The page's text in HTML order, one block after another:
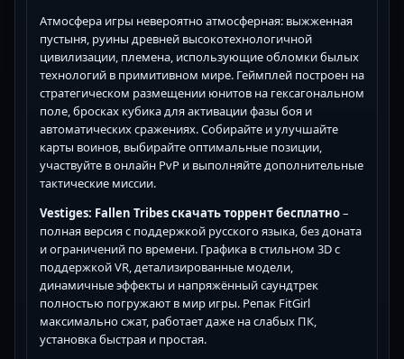
Атмосфера игры невероятно атмосферная: выжженная
пустыня, руины древней высокотехнологичной
цивилизации, племена, использующие обломки былых
технологий в примитивном мире. Геймплей построен на
стратегическом размещении юнитов на гексагональном
поле, бросках кубика для активации фазы боя и
автоматических сражениях. Собирайте и улучшайте
карты воинов, выбирайте оптимальные позиции,
участвуйте в онлайн PvP и выполняйте дополнительные
тактические миссии.
Vestiges: Fallen Tribes скачать торрент бесплатно–
полная версия с поддержкой русского языка, без доната
и ограничений по времени. Графика в стильном 3D с
поддержкой VR, детализированные модели,
динамичные эффекты и напряжённый саундтрек
полностью погружают в мир игры. Репак FitGirl
максимально сжат, работает даже на слабых ПК,
установка быстрая и простая.